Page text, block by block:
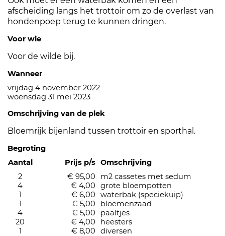
afscheiding langs het trottoir om zo de overlast van
hondenpoep terug te kunnen dringen.
Voor wie
Voor de wilde bij.
Wanneer
vrijdag 4 november 2022
woensdag 31 mei 2023
Omschrijving van de plek
Bloemrijk bijenland tussen trottoir en sporthal.
Begroting
Aantal
Prijs p/s Omschrijving
2
€ 95,00
m2 cassetes met sedum
4
€ 4,00
grote bloempotten
1
€ 6,00
waterbak (speciekuip)
1
€ 5,00
bloemenzaad
4
€ 5,00
paaltjes
20
€ 4,00
heesters
1
€ 8,00 diversen